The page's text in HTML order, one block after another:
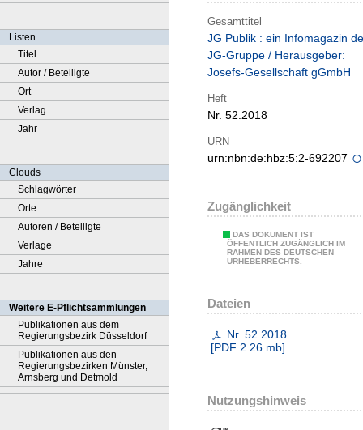
Listen
Titel
Autor / Beteiligte
Ort
Verlag
Jahr
Clouds
Schlagwörter
Orte
Autoren / Beteiligte
Verlage
Jahre
Weitere E-Pflichtsammlungen
Publikationen aus dem
Regierungsbezirk Düsseldorf
Publikationen aus den
Regierungsbezirken Münster,
Arnsberg und Detmold
Gesamttitel
JG Publik : ein Infomagazin
JG-Gruppe / Herausgeber:
Josefs-Gesellschaft gGmbH
Heft
Nr. 52.2018
URN
urn:nbn:de:hbz:5:2-692207
Zugänglichkeit
DAS DOKUMENT IST
ÖFFENTLICH ZUGÄNGLICH IM
RAHMEN DES DEUTSCHEN
URHEBERRECHTS.
Dateien
Nr. 52.2018
[PDF 2.26 mb]
Nutzungshinweis